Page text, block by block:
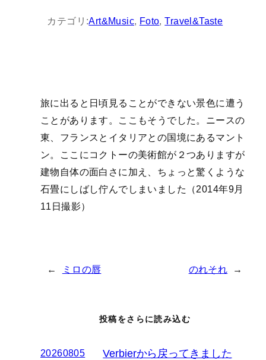
カテゴリ:Art&Music, Foto, Travel&Taste
旅に出ると日頃見ることができない景色に遭う
ことがあります。ここもそうでした。ニースの
東、フランスとイタリアとの国境にあるマント
ン。ここにコクトーの美術館が２つありますが
建物自体の面白さに加え、ちょっと驚くような
石畳にしばし佇んでしまいました（2014年9月
11日撮影）
← ミロの唇 のれそれ →
投稿をさらに読み込む
20260805 Verbierから戻ってきました